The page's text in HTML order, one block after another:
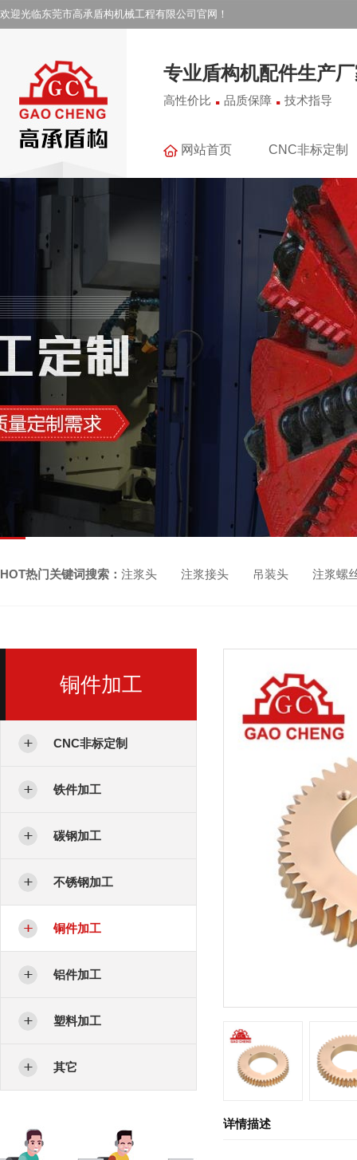
欢迎光临东莞市高承盾构机械工程有限公司官网！
专业盾构机配件生产
高性价比 . 品质保障 . 技术指导
网站首页 CNC非标定制
HOT热门关键词搜索： 注浆头 注浆接头 吊装头 注浆螺
铜件加工
CNC非标定制
铁件加工
碳钢加工
不锈钢加工
铜件加工
铝件加工
塑料加工
其它
详情描述